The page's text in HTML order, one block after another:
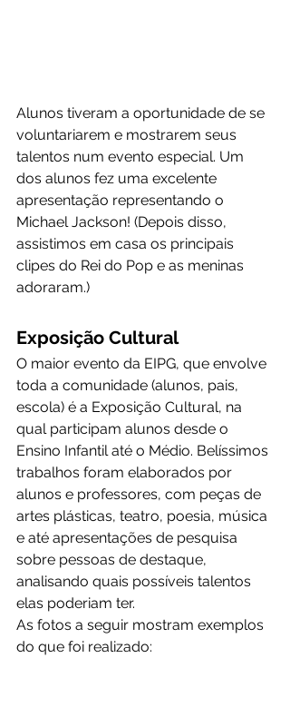
Alunos tiveram a oportunidade de se
voluntariarem e mostrarem seus
talentos num evento especial. Um
dos alunos fez uma excelente
apresentação representando o
Michael Jackson! (Depois disso,
assistimos em casa os principais
clipes do Rei do Pop e as meninas
adoraram.)
Exposição Cultural
O maior evento da EIPG, que envolve
toda a comunidade (alunos, pais,
escola) é a Exposição Cultural, na
qual participam alunos desde o
Ensino Infantil até o Médio. Belíssimos
trabalhos foram elaborados por
alunos e professores, com peças de
artes plásticas, teatro, poesia, música
e até apresentações de pesquisa
sobre pessoas de destaque,
analisando quais possíveis talentos
elas poderiam ter.
As fotos a seguir mostram exemplos
do que foi realizado: